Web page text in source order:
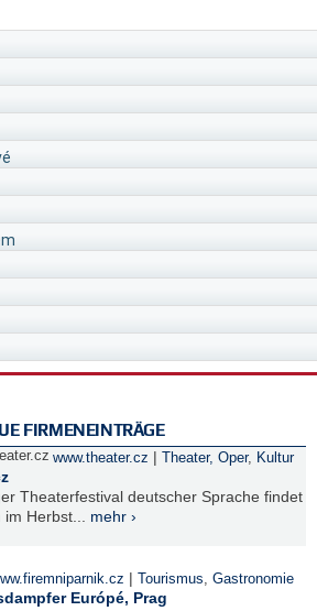
FIRMENEINTRÄGE
www.theater.cz | Theater, Oper, Kultur
Theaterfestival deutscher Sprache findet
Herbst... mehr ›
| Tourismus, Gastronomie
Európé, Prag